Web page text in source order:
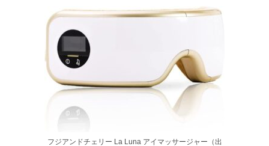
フジアンドチェリー La Luna アイマッサージャー（出